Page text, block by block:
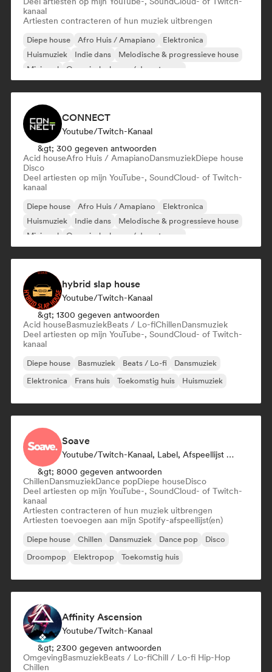
kanaal
Artiesten contracteren of hun muziek uitbrengen
Diepe house Afro Huis / Amapiano
Elektronica
Huismuziek
Indie dans
Melodische & progressieve house
Minimaal
Organische house / downtempo
CONNECT
Youtube/Twitch-Kanaal
&gt; 300 gegeven antwoorden
Acid houseAfro Huis / AmapianoDansmuziekDiepe house
Disco
Deel artiesten op mijn YouTube-, SoundCloud- of Twitch-
kanaal
Diepe house Afro Huis / Amapiano
Elektronica
Huismuziek
Indie dans
Melodische & progressieve house
Minimaal
Organische house / downtempo
hybrid slap house
Youtube/Twitch-Kanaal
&gt; 1300 gegeven antwoorden
Acid houseBasmuziekBeats / Lo-fiChillenDansmuziek
Deel artiesten op mijn YouTube-, SoundCloud- of Twitch-
kanaal
Diepe house Basmuziek Beats / Lo-fi
Dansmuziek
Elektronica
Frans huis Toekomstig huis Huismuziek
Soave
Youtube/Twitch-Kanaal, Label, Afspeellijst Curator
&gt; 8000 gegeven antwoorden
ChillenDansmuziekDance popDiepe houseDisco
Deel artiesten op mijn YouTube-, SoundCloud- of Twitch-
kanaal
Artiesten contracteren of hun muziek uitbrengen
Artiesten toevoegen aan mijn Spotify-afspeellijst(en)
Diepe house Chillen Dansmuziek Dance pop
Disco
Droompop
Elektropop Toekomstig huis
Affinity Ascension
Youtube/Twitch-Kanaal
&gt; 2300 gegeven antwoorden
OmgevingBasmuziekBeats / Lo-fiChill / Lo-fi Hip-Hop
Chillen